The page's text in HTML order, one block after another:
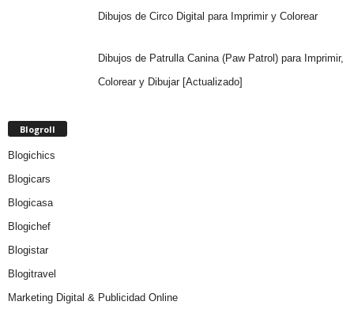
Dibujos de Circo Digital para Imprimir y Colorear
Dibujos de Patrulla Canina (Paw Patrol) para Imprimir,
Colorear y Dibujar [Actualizado]
Blogroll
Blogichics
Blogicars
Blogicasa
Blogichef
Blogistar
Blogitravel
Marketing Digital & Publicidad Online